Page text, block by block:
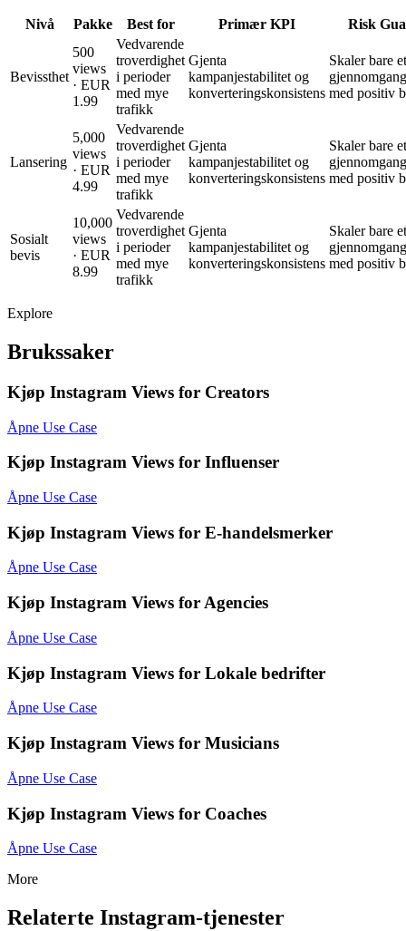
Nivå Pakke Best for Primær KPI Risk
Bevissthet
500
views
· EUR
1.99
Vedvarende
troverdighet
i perioder
med mye
trafikk
Gjenta
kampanjestabilitet og
konverteringskonsistens
Skaler bare
med positiv
Lansering
5,000
views
· EUR
4.99
Vedvarende
troverdighet
i perioder
med mye
trafikk
Gjenta
kampanjestabilitet og
konverteringskonsistens
Skaler bare
med positiv
Sosialt
bevis
10,000
views
· EUR
8.99
Vedvarende
troverdighet
i perioder
med mye
trafikk
Gjenta
kampanjestabilitet og
konverteringskonsistens
Skaler bare
med positiv
Explore
Brukssaker
Kjøp Instagram Views for Creators
Åpne Use Case
Kjøp Instagram Views for Influenser
Åpne Use Case
Kjøp Instagram Views for E-handelsmerker
Åpne Use Case
Kjøp Instagram Views for Agencies
Åpne Use Case
Kjøp Instagram Views for Lokale bedrifter
Åpne Use Case
Kjøp Instagram Views for Musicians
Åpne Use Case
Kjøp Instagram Views for Coaches
Åpne Use Case
More
Relaterte Instagram-tjenester